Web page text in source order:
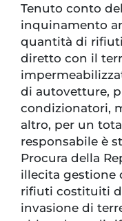
Tenuto conto
inquinamento
quantità di
diretto con il
di autovetture,
condizionatori,
altro, per un
responsabile è
Procura della
illecita gestione
rifiuti costituiti
invasione di